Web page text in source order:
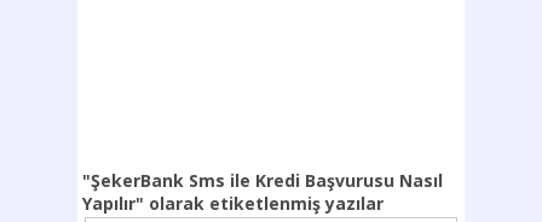
"ŞekerBank Sms ile Kredi Başvurusu Nasıl
Yapılır" olarak etiketlenmiş yazılar